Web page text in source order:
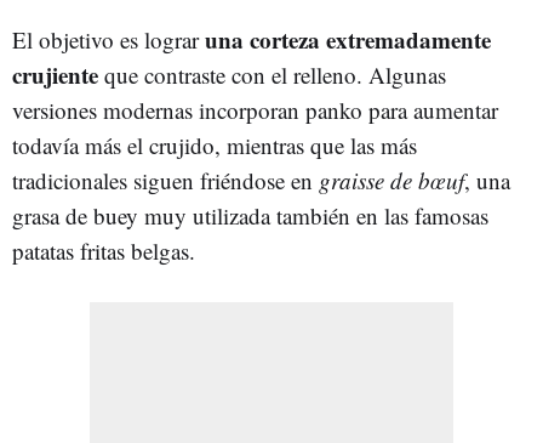
El objetivo es lograruna corteza extremadamente
crujiente que contraste con el relleno. Algunas
versiones modernas incorporan panko para aumentar
todavía más el crujido, mientras que las más
tradicionales siguen friéndose en graisse de bœuf, una
grasa de buey muy utilizada también en las famosas
patatas fritas belgas.